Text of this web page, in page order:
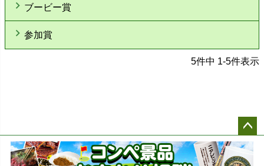
ブービー賞
参加賞
5件中 1-5件表示
ペー
ジト